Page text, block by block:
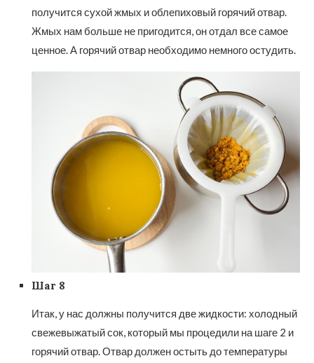
получится сухой жмых и облепиховый горячий отвар.
Жмых нам больше не пригодится, он отдал все самое
ценное. А горячий отвар необходимо немного остудить.
Шаг 8
Итак, у нас должны получится две жидкости: холодный
свежевыжатый сок, который мы процедили на шаге 2 и
горячий отвар. Отвар должен остыть до температуры